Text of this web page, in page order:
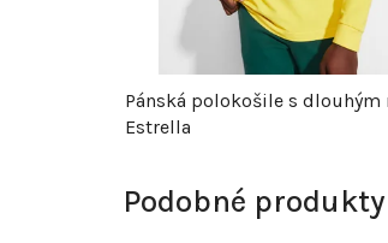
Pánská polokošile s dlouhým
Estrella
Podobné produkty